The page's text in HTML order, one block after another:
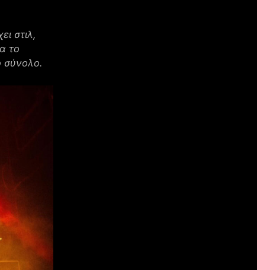
στιλ,
το
σύνολο.